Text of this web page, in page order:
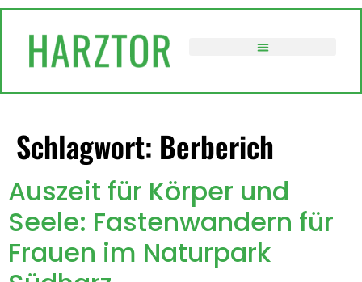
Schlagwort: Berberich
Auszeit für Körper und
Seele: Fastenwandern für
Frauen im Naturpark